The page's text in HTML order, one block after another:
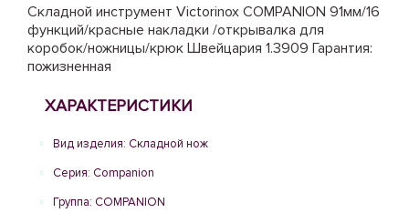
Складной инструмент Victorinox COMPANION 91мм/16
функций/красные накладки /открывалка для
коробок/ножницы/крюк Швейцария 1.3909 Гарантия:
пожизненная
ХАРАКТЕРИСТИКИ
Вид изделия: Складной нож
Серия: Companion
Группа: COMPANION